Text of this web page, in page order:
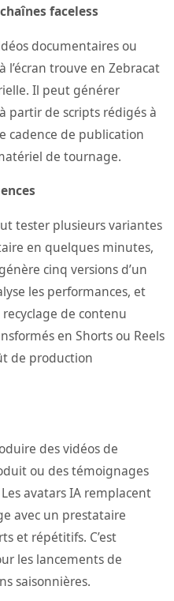
faceless
documentaires ou
trouve en Zebracat
Il peut générer
partir de scripts rédigés à
cadence de publication
de tournage.
tester plusieurs variantes
en quelques minutes,
cinq versions d’un
les performances, et
de contenu
en Shorts ou Reels
de production
des vidéos de
ou des témoignages
avatars IA remplacent
avec un prestataire
et répétitifs. C’est
les lancements de
saisonnières.